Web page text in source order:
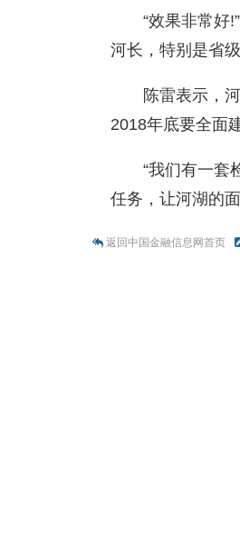
“效果非常好
河长，特别是省
陈雷表示，
2018年底要全面
“我们有一套
任务，让河湖的
返回中国金融信息网首页